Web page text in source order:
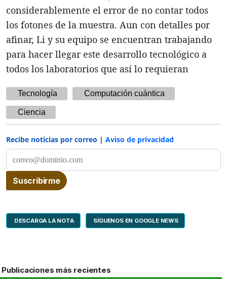
considerablemente el error de no contar todos
los fotones de la muestra. Aun con detalles por
afinar, Li y su equipo se encuentran trabajando
para hacer llegar este desarrollo tecnológico a
todos los laboratorios que así lo requieran
Tecnología Computación cuántica
Ciencia
Recibe noticias por correo | Aviso de privacidad
DESCARGA LA NOTA SÍGUENOS EN GOOGLE NEWS
Publicaciones más recientes